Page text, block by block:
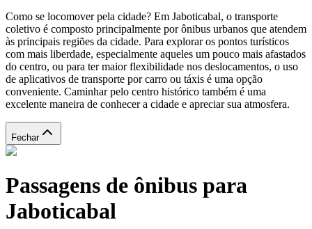
Como se locomover pela cidade? Em Jaboticabal, o transporte
coletivo é composto principalmente por ônibus urbanos que atendem
às principais regiões da cidade. Para explorar os pontos turísticos
com mais liberdade, especialmente aqueles um pouco mais afastados
do centro, ou para ter maior flexibilidade nos deslocamentos, o uso
de aplicativos de transporte por carro ou táxis é uma opção
conveniente. Caminhar pelo centro histórico também é uma
excelente maneira de conhecer a cidade e apreciar sua atmosfera.
Fechar
Passagens de ônibus para
Jaboticabal